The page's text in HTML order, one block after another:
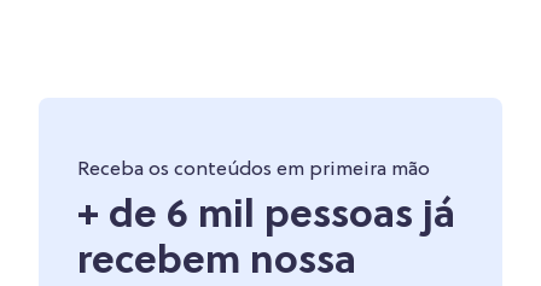
Receba os conteúdos em primeira mão
+ de 6 mil pessoas já
recebem nossa